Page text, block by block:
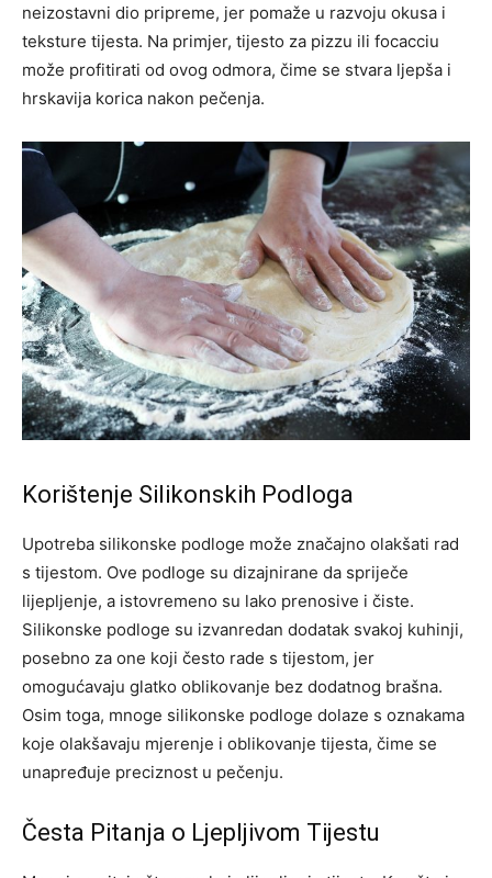
neizostavni dio pripreme, jer pomaže u razvoju okusa i
teksture tijesta. Na primjer, tijesto za pizzu ili focacciu
može profitirati od ovog odmora, čime se stvara ljepša i
hrskavija korica nakon pečenja.
Korištenje Silikonskih Podloga
Upotreba silikonske podloge može značajno olakšati rad
s tijestom. Ove podloge su dizajnirane da spriječe
lijepljenje, a istovremeno su lako prenosive i čiste.
Silikonske podloge su izvanredan dodatak svakoj kuhinji,
posebno za one koji često rade s tijestom, jer
omogućavaju glatko oblikovanje bez dodatnog brašna.
Osim toga, mnoge silikonske podloge dolaze s oznakama
koje olakšavaju mjerenje i oblikovanje tijesta, čime se
unapređuje preciznost u pečenju.
Česta Pitanja o Ljepljivom Tijestu